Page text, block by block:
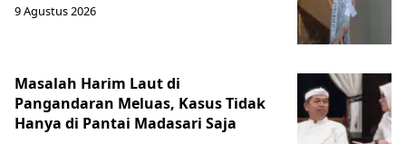
9 Agustus 2026
Masalah Harim Laut di
Pangandaran Meluas, Kasus Tidak
Hanya di Pantai Madasari Saja